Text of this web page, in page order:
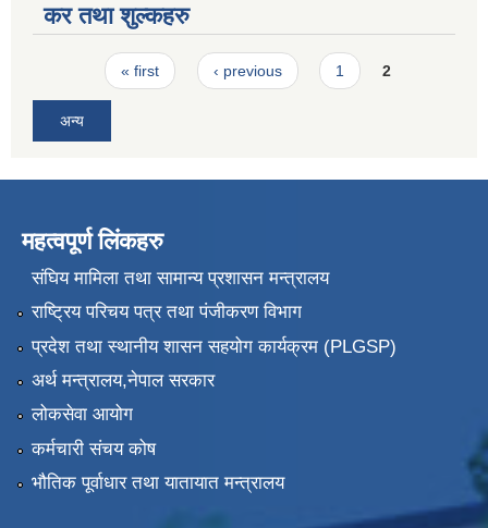
कर तथा शुल्कहरु
Pages« first ‹ previous 1 2
अन्य
महत्वपूर्ण लिंकहरु
संघिय मामिला तथा सामान्य प्रशासन मन्त्रालय
राष्ट्रिय परिचय पत्र तथा पंजीकरण विभाग
प्रदेश तथा स्थानीय शासन सहयोग कार्यक्रम (PLGSP)
अर्थ मन्त्रालय,नेपाल सरकार
लोकसेवा आयोग
कर्मचारी संचय कोष
भौतिक पूर्वाधार तथा यातायात मन्त्रालय